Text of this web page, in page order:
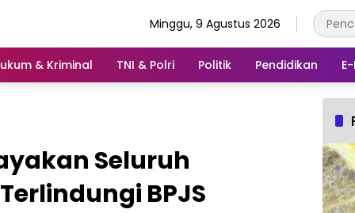
Minggu, 9 Agustus 2026
& Kriminal TNI & Polri Politik Pendidikan
Seluruh
BPJS